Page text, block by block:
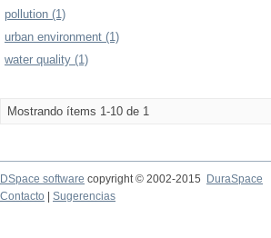
pollution (1)
urban environment (1)
water quality (1)
Mostrando ítems 1-10 de 1
DSpace software copyright © 2002-2015
DuraSpace
Contacto
Sugerencias